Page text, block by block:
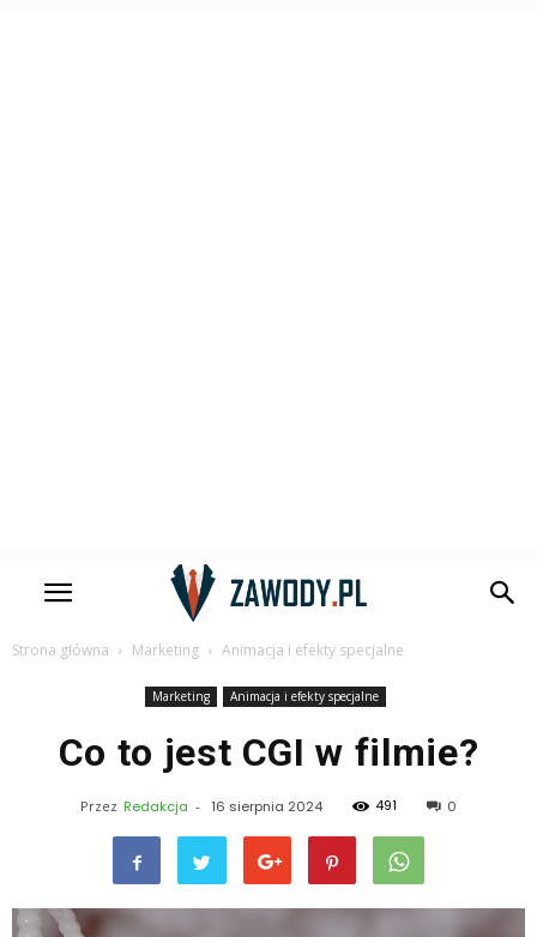
Strona główna Marketing Animacja i efekty specjalne
Marketing Animacja i efekty specjalne
Co to jest CGI w filmie?
Przez Redakcja - 16 sierpnia 2024 491 0